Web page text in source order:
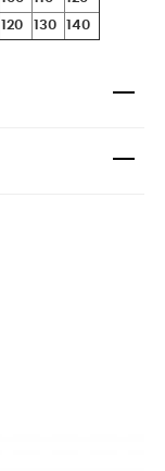
120 130 140